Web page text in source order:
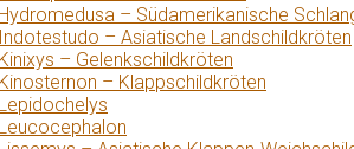
– Südamerikanische
– Asiatische Landschildkröten
– Gelenkschildkröten
– Klappschildkröten